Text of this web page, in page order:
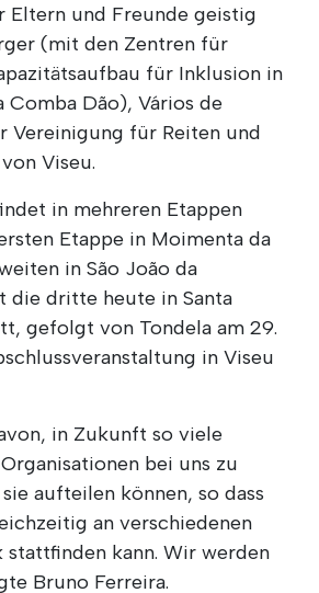
Eltern und Freunde geistig
(mit den Zentren für
für Inklusion in
Comba Dão), Vários de
Vereinigung für Reiten und
Viseu.
in mehreren Etappen
Etappe in Moimenta da
in São João da
die dritte heute in Santa
gefolgt von Tondela am 29.
in Viseu
in Zukunft so viele
bei uns zu
aufteilen können, so dass
an verschiedenen
kann. Wir werden
Bruno Ferreira.